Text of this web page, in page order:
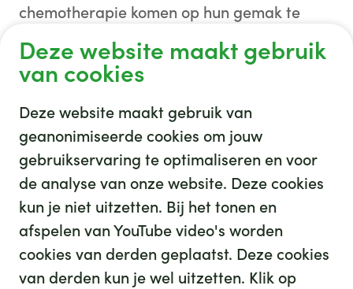
chemotherapie komen op hun gemak te
zijn geweest kunnen tijdens hun
behandeling de box gebruiken.
Actuele projecten
Deze website maakt gebruik
van cookies
Deze website maakt gebruik van
geanonimiseerde cookies om jouw
gebruikservaring te optimaliseren en voor
de analyse van onze website. Deze cookies
kun je niet uitzetten. Bij het tonen en
afspelen van YouTube video's worden
cookies van derden geplaatst. Deze cookies
van derden kun je wel uitzetten. Klik op